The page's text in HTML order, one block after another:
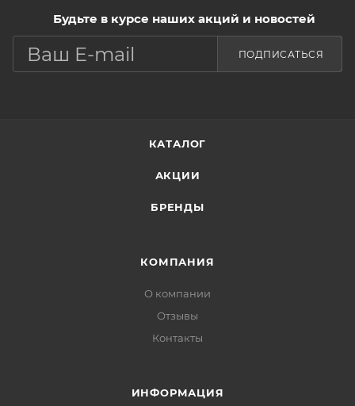
Будьте в курсе наших акций и новостей
ПОДПИСАТЬСЯ
КАТАЛОГ
АКЦИИ
БРЕНДЫ
КОМПАНИЯ
О компании
Отзывы
Контакты
ИНФОРМАЦИЯ